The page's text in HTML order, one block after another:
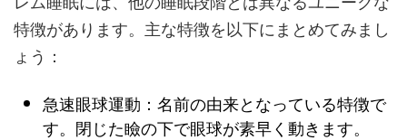
特徴があります。主な特徴を以下にまとめてみまし
ょう：
急速眼球運動：名前の由来となっている特徴で
す。閉じた瞼の下で眼球が素早く動きます。